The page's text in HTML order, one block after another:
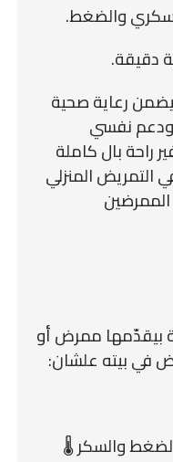
والضغط.
دقيقة.
يضمن رعاية صحية
ودعم نفسي
راحة بال كاملة
التمريض المنزلي
بيقدّمها ممرض أو
في بيته علشان:
والسكر 🌡️